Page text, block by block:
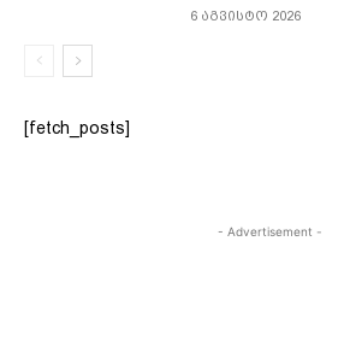
6 აგვისტო 2026
[fetch_posts]
- Advertisement -